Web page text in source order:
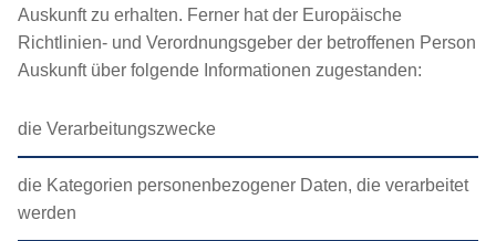
Auskunft zu erhalten. Ferner hat der Europäische
Richtlinien- und Verordnungsgeber der betroffenen Person
Auskunft über folgende Informationen zugestanden:
die Verarbeitungszwecke
die Kategorien personenbezogener Daten, die verarbeitet
werden